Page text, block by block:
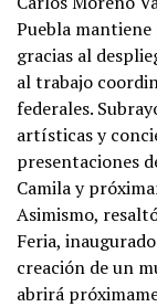
Puebla
gracias al
al trabajo
federales.
artísticas y
presentaciones
Camila y
Asimismo,
Feria,
creación de un
abrirá